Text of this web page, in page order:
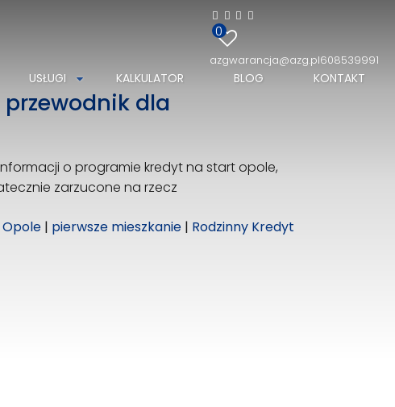
0
azgwarancja@azg.pl608539991
USŁUGI KALKULATOR BLOG KONTAKT
dla
o programie kredyt na start opole,
zarzucone na rzecz
Opole| pierwsze mieszkanie| Rodzinny Kredyt